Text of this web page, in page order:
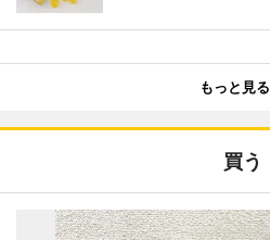
もっと見る
買う